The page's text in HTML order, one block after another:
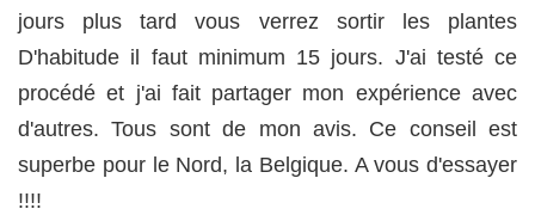
jours plus tard vous verrez sortir les plantes
D'habitude il faut minimum 15 jours. J'ai testé ce
procédé et j'ai fait partager mon expérience avec
d'autres. Tous sont de mon avis. Ce conseil est
superbe pour le Nord, la Belgique. A vous d'essayer
!!!!